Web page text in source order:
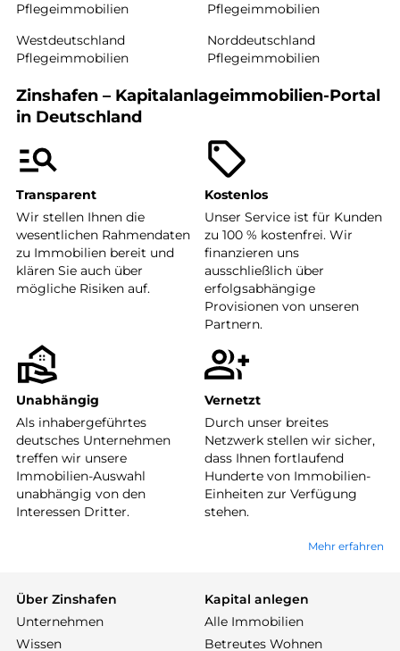
Pflegeimmobilien
Pflegeimmobilien
Westdeutschland
Pflegeimmobilien
Norddeutschland
Pflegeimmobilien
Zinshafen – Kapitalanlageimmobilien-Portal
in Deutschland
Transparent
Wir stellen Ihnen die
wesentlichen Rahmendaten
zu Immobilien bereit und
klären Sie auch über
mögliche Risiken auf.
Kostenlos
Unser Service ist für Kunden
zu 100 % kostenfrei. Wir
finanzieren uns
ausschließlich über
erfolgsabhängige
Provisionen von unseren
Partnern.
Unabhängig
Als inhabergeführtes
deutsches Unternehmen
treffen wir unsere
Immobilien-Auswahl
unabhängig von den
Interessen Dritter.
Vernetzt
Durch unser breites
Netzwerk stellen wir sicher,
dass Ihnen fortlaufend
Hunderte von Immobilien-
Einheiten zur Verfügung
stehen.
Mehr erfahren
Über Zinshafen
Unternehmen
Wissen
Kapital anlegen
Alle Immobilien
Betreutes Wohnen